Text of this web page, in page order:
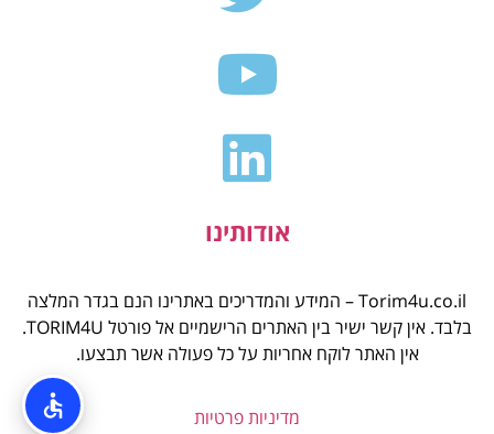
אודותינו
Torim4u.co.il – המידע והמדריכים באתרינו הנם בגדר המלצה
בלבד. אין קשר ישיר בין האתרים הרישמיים אל פורטל TORIM4U.
אין האתר לוקח אחריות על כל פעולה אשר תבצעו.
מדיניות פרטיות